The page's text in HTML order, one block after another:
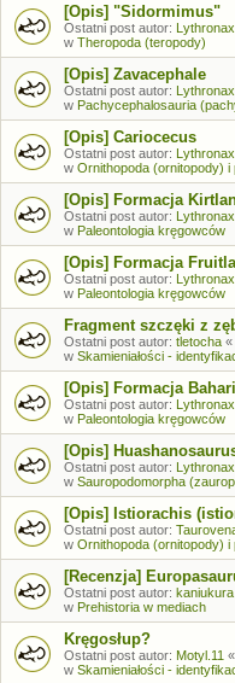
[Opis] "Sidormimus"
Ostatni post autor: Lythronax
w Theropoda (teropody)
[Opis] Zavacephale
Ostatni post autor: Lythronax
w Pachycephalosauria
[Opis] Cariocecus
Ostatni post autor: Lythronax
w Ornithopoda (ornitopody) i
[Opis] Formacja
Ostatni post autor: Lythronax
w Paleontologia kręgowców
[Opis] Formacja
Ostatni post autor: Lythronax
w Paleontologia kręgowców
Fragment szczęki z
Ostatni post autor: tletocha «
w Skamieniałości -
[Opis] Formacja
Ostatni post autor: Lythronax
w Paleontologia kręgowców
[Opis]
Ostatni post autor: Lythronax
w Sauropodomorpha
[Opis] Istiorachis
Ostatni post autor:
w Ornithopoda (ornitopody) i
[Recenzja]
Ostatni post autor: kaniukura
w Prehistoria w mediach
Kręgosłup?
Ostatni post autor: Motyl.11 «
w Skamieniałości -